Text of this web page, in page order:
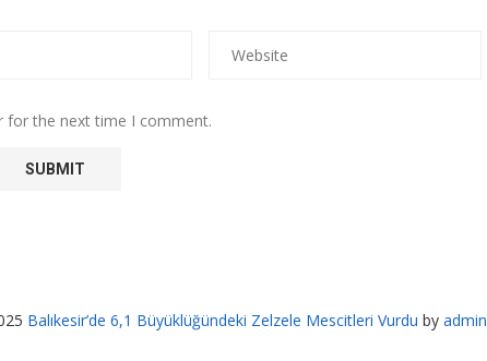
for the next time I comment.
Balıkesir’de 6,1 Büyüklüğündeki Zelzele Mescitleri Vurdu by admin